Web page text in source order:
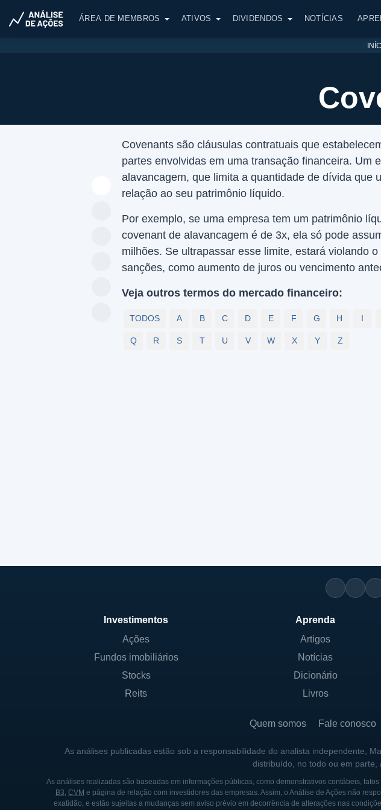
ÁREA DE MEMBROS ATIVOS DIVIDENDOS NOTÍCIAS
Covenants são cláusulas contratuais que
partes envolvidas em uma transação financeira. Um
alavancagem, que limita a quantidade de dívida que
relação ao seu patrimônio líquido.
Por exemplo, se uma empresa tem um patrimônio
covenant de alavancagem é de 3x, ela só pode
milhões. Se ultrapassar esse limite, estará violando
sanções, como aumento de juros ou vencimento
Veja outros termos do mercado financeiro:
TODOS A B C D E F G H I
Q R S T U V W X Y Z
Investimentos
Ações
Fundos imobiliários
Stocks
Reits
Aprenda
Artigos
Notícias
Dicionário
Livros
Quem somos Fale conosco
As análises publicadas estão sob a responsabilidade do analista independente,
distribuído, no todo ou em parte,
As análises realizadas são baseadas em informações públicas, como demonstrativos contábeis,
B3, CVM e página de relação com investidores das empresas. Assim, o Análise de Ações não
exatidão, e estão sujeitas a mudanças sem aviso prévio em decorrência de alterações nas